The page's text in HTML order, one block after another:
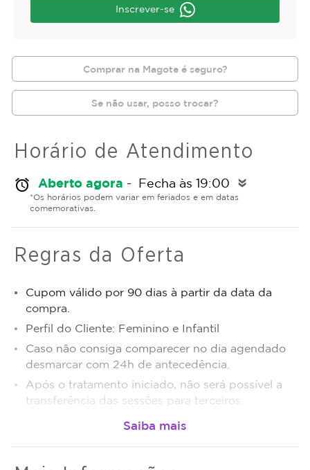
Inscrever-se
Comprar na Magote é seguro?
Se não usar, posso trocar?
Horário de Atendimento
alarm Aberto agora - Fecha às 19:00 double_arrow
*Os horários podem variar em feriados e em datas
comemorativas.
Regras da Oferta
Cupom válido por 90 dias à partir da data da
compra.
Perfil do Cliente: Feminino e Infantil
Caso não consiga comparecer no dia agendado
desmarcar com 24h de antecedência.
Após o tratamento iniciado, não será possível a
transferência das sessões para terceiros.
Sujeito a disponibilidade de dias e horários.